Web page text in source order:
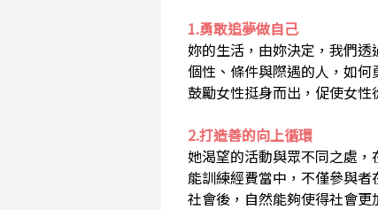
1.勇敢追夢做自己
妳的生活，由妳決定，我們
個性、條件與際遇的人，如
鼓勵女性挺身而出，促使女
2.打造善的向上循環
她渴望的活動與眾不同之處
能訓練經費當中，不僅參與
社會後，自然能夠使得社會